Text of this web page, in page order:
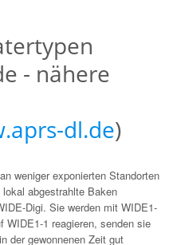
- nähere
dl.de)
weniger exponierten Standorten
abgestrahlte Baken
Digi. Sie werden mit WIDE1-
WIDE1-1 reagieren, senden sie
der gewonnenen Zeit gut